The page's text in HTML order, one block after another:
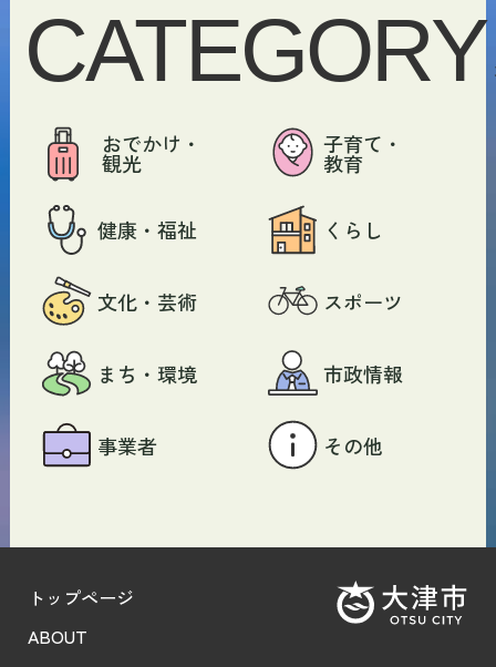
CATEGORY
おでかけ・
観光
子育て・
教育
健康・福祉 くらし
文化・芸術 スポーツ
まち・環境 市政情報
事業者 その他
トップページ
ABOUT